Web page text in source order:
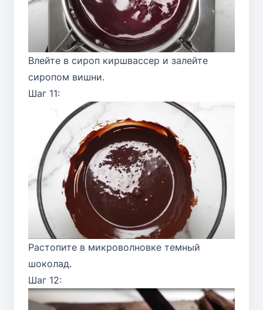
Влейте в сироп киршвассер и залейте
сиропом вишни.
Шаг 11:
Растопите в микроволновке темный
шоколад.
Шаг 12: